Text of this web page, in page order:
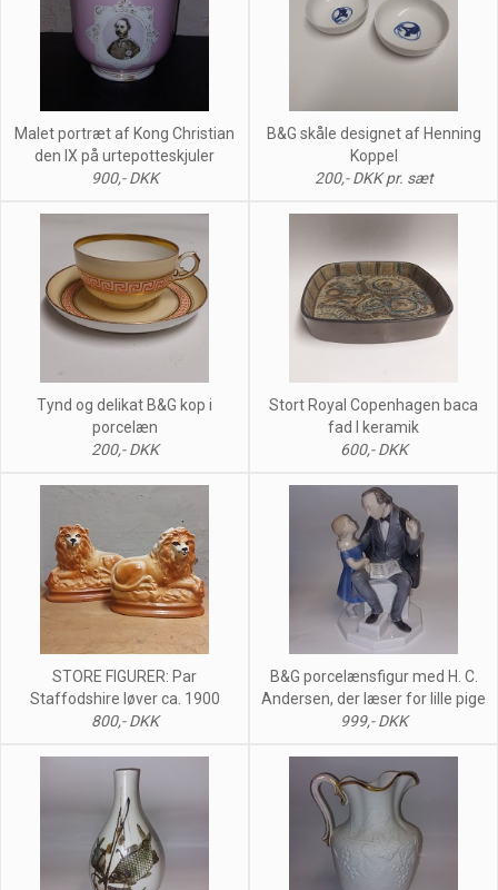
Malet portræt af Kong Christian
den IX på urtepotteskjuler
900,- DKK
B&G skåle designet af Henning
Koppel
200,- DKK pr. sæt
Tynd og delikat B&G kop i
porcelæn
200,- DKK
Stort Royal Copenhagen baca
fad I keramik
600,- DKK
STORE FIGURER: Par
Staffodshire løver ca. 1900
800,- DKK
B&G porcelænsfigur med H. C.
Andersen, der læser for lille pige
999,- DKK